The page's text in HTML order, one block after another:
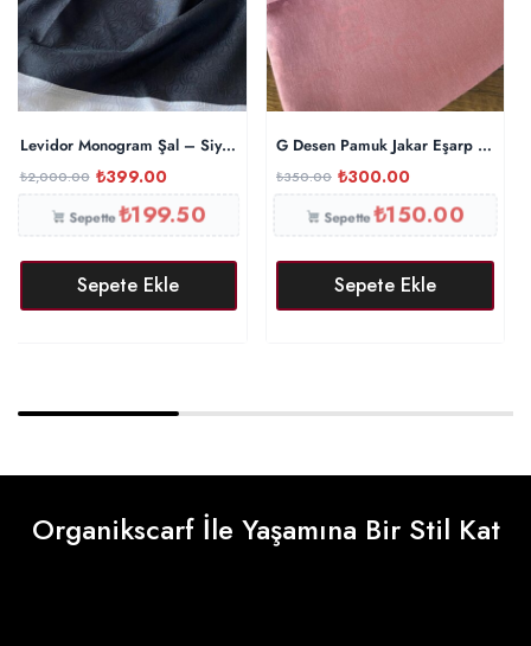
Levidor Monogram Şal – Siyah
₺2,000.00 ₺399.00
Sepette₺199.50
Sepete Ekle
G Desen Pamuk Jakar Eşarp 10442
₺350.00 ₺300.00
Sepette₺150.00
Sepete Ekle
Organikscarf İle Yaşamına Bir Stil Kat